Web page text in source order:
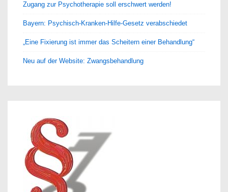
Zugang zur Psychotherapie soll erschwert werden!
Bayern: Psychisch-Kranken-Hilfe-Gesetz verabschiedet
„Eine Fixierung ist immer das Scheitern einer Behandlung“
Neu auf der Website: Zwangsbehandlung